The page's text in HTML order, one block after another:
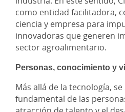
como entidad facilitadora,
ciencia y empresa para
innovadoras que generen
sector agroalimentario.
Personas, conocimiento y
Más allá de la tecnología,
fundamental de las